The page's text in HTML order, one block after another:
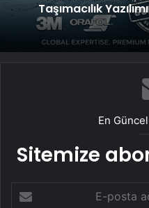
Taşımacılık Yazılımı
Bigo Elmas Bayi –
Fiyatlı Elmas
En
Sitemize
posta